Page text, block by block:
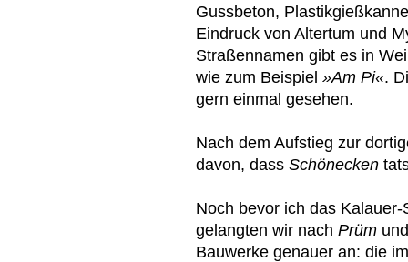
Gussbeton,
Eindruck von Altertum und
Straßennamen gibt es in
wie zum Beispiel »Am Pi«.
gern einmal gesehen.
Nach dem Aufstieg zur
davon, dass Schönecken
Noch bevor ich das
gelangten wir nach Prüm
Bauwerke genauer an: die